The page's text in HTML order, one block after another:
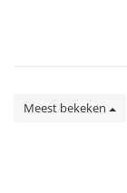
Meest bekeken